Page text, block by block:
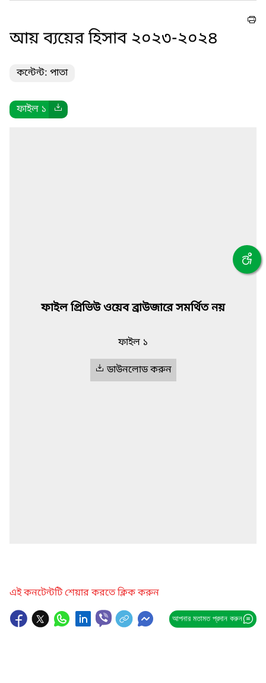
আয় ব্যয়ের হিসাব ২০২৩-২০২৪
কন্টেন্ট: পাতা
ফাইল ১
ফাইল প্রিভিউ ওয়েব ব্রাউজারে সমর্থিত নয়
ফাইল ১
ডাউনলোড করুন
এই কনটেন্টটি শেয়ার করতে ক্লিক করুন
আপনার মতামত প্রদান করুন